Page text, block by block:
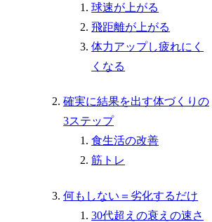
球速が上がる
飛距離が上がる
体力アップし疲れにく
くなる
確実に結果を出す体づくりの
3ステップ
食生活の改善
筋トレ
何もしない＝劣化するだけ
30代超えの衰えの速さ